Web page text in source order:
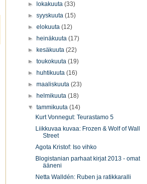
►
lokakuuta(33)
►syyskuuta(15)
►elokuuta(12)
► heinäkuuta(17)
►
kesäkuuta(22)
►toukokuuta(19)
► huhtikuuta(16)
►maaliskuuta(23)
► helmikuuta(18)
▼tammikuuta(14)
Kurt Vonnegut: Teurastamo 5
Liikkuvaa kuvaa: Frozen & Wolf of Wall
Street
Agota Kristof: Iso vihko
Blogistanian parhaat kirjat 2013 - omat
ääneni
Netta Walldén: Ruben ja ratikkaralli